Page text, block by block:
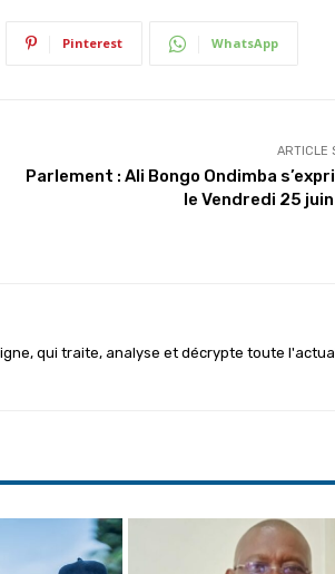
Pinterest WhatsApp
ARTICLE
Parlement : Ali Bongo Ondimba
le Vendredi 25
ligne, qui traite, analyse et décrypte toute